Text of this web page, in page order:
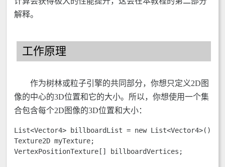
解释。
工作原理
作为树林或粒子引擎的共同部分，你想只定义2D图
像的中心的3D位置和它的大小。所以，你想使用一个集
合包含每个2D图像的3D位置和大小：
List<Vector4> billboardList = new List<Vector4>();
Texture2D myTexture;
VertexPositionTexture[] billboardVertices;